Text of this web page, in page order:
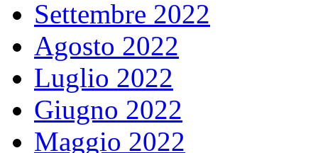
Settembre 2022
Agosto 2022
Luglio 2022
Giugno 2022
Maggio 2022